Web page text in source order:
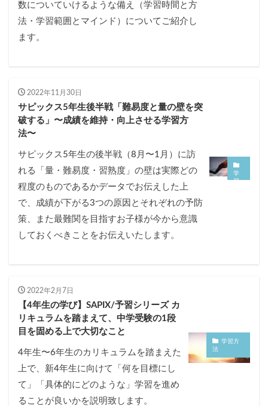
数についていけるような備え（学習時間と方
法・学習範囲とマインド）についてご紹介し
ます。
学
習
2022年11月30日
サピックス5年生後半戦「難易度と量の壁を突
破する」〜成績を維持・向上させる学習方
法〜
サピックス5年生の後半戦（8月〜1月）に訪
れる「量・難易度・習熟度」の壁は実際どの
程度のものであるかデータでお伝えした上
で、成績が下がる3つの原因とそれぞれの予防
策、また最難関を目指すお子様が今から意識
しておくべきことをお伝えいたします。
学習方
法
2022年2月7日
【4年生の学び】SAPIX/予習シリーズ カ
リキュラムを踏まえて、中学受験の1段
目を固める上で大切なこと
4年生〜6年生のカリキュラムを踏まえた
上で、新4年生に向けて「何を目標にし
て」「具体的にどのような」学習を進め
ることが良いかを説明致します。